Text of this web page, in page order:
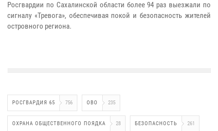
Росгвардии по Сахалинской области более 94 раз выезжали по
сигналу «Тревога», обеспечивая покой и безопасность жителей
островного региона.
РОСГВАРДИЯ 65 756 ОВО 235
ОХРАНА ОБЩЕСТВЕННОГО ПОЯДКА 28 БЕЗОПАСНОСТЬ 261